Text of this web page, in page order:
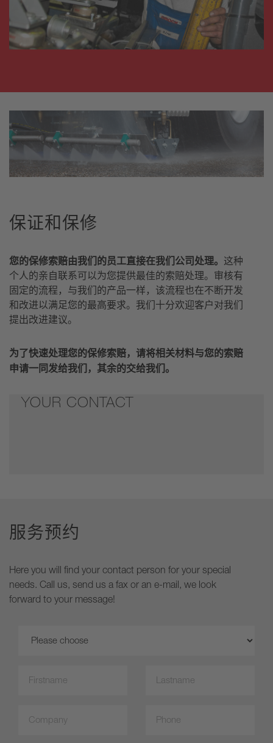
保证和保修
您的保修索赔由我们的员工直接在我们公司处理。 这种
个人的亲自联系可以为您提供最佳的索赔处理。审核有
固定的流程，与我们的产品一样，该流程也在不断开发
和改进以满足您的最高要求。我们十分欢迎客户对我们
提出改进建议。
为了快速处理您的保修索赔，请将相关材料与您的索赔
申请一同发给我们，其余的交给我们。
YOUR CONTACT
服务预约
Here you will find your contact person for your special
needs. Call us, send us a fax or an e-mail, we look
forward to your message!